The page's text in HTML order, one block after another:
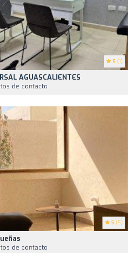
5 (1)
AGUASCALIENTES
de contacto
5 (5)
de contacto